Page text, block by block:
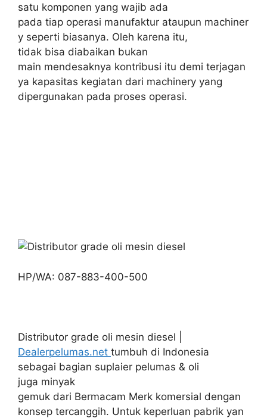
satu komponen yang wajib ada
pada tiap operasi manufaktur ataupun machiner
y seperti biasanya. Oleh karena itu,
tidak bisa diabaikan bukan
main mendesaknya kontribusi itu demi terjagan
ya kapasitas kegiatan dari machinery yang
dipergunakan pada proses operasi.
HP/WA: 087-883-400-500
Distributor grade oli mesin diesel |
Dealerpelumas.net tumbuh di Indonesia
sebagai bagian suplaier pelumas & oli
juga minyak
gemuk dari Bermacam Merk komersial dengan
konsep tercanggih. Untuk keperluan pabrik yan